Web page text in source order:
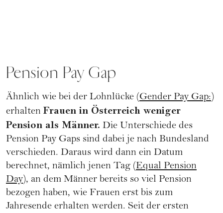
Pension Pay Gap
Ähnlich wie bei der Lohnlücke (Gender Pay Gap:)
erhalten Frauen in Österreich weniger
Pension als Männer. Die Unterschiede des
Pension Pay Gaps sind dabei je nach Bundesland
verschieden. Daraus wird dann ein Datum
berechnet, nämlich jenen Tag (Equal Pension
Day), an dem Männer bereits so viel Pension
bezogen haben, wie Frauen erst bis zum
Jahresende erhalten werden. Seit der ersten